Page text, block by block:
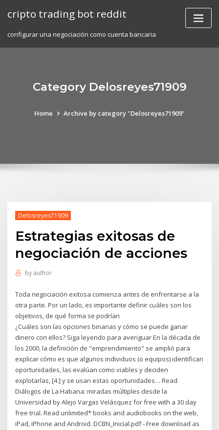
cripto trading bot reddit
configurar una negociación como cuenta bancaria
Category Delosreyes71909
Home Archive by category "Delosreyes71909"
Delosreyes71909
Estrategias exitosas de
negociación de acciones
by author
Toda negociación exitosa comienza antes de enfrentarse a la
otra parte. Por un lado, es importante definir cuáles son los
objetivos, de qué forma se podrían
¿Cuáles son las opciones binarias y cómo se puede ganar
dinero con ellos? Siga leyendo para averiguar En la década de
los 2000, la definición de "emprendimiento" se amplió para
explicar cómo es que algunos individuos (o equipos) identifican
oportunidades, las evalúan como viables y deciden
explotarlas, [4 ] y se usan estas oportunidades… Read
Diálogos de La Habana: miradas múltiples desde la
Universidad by Alejo Vargas Velásquez for free with a 30 day
free trial. Read unlimited* books and audiobooks on the web,
iPad, iPhone and Android. DCBN_Inicial.pdf - Free download as